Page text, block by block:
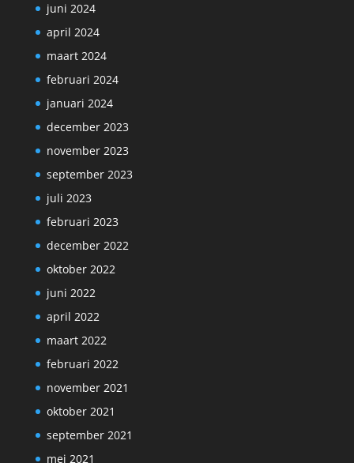
juni 2024
april 2024
maart 2024
februari 2024
januari 2024
december 2023
november 2023
september 2023
juli 2023
februari 2023
december 2022
oktober 2022
juni 2022
april 2022
maart 2022
februari 2022
november 2021
oktober 2021
september 2021
mei 2021